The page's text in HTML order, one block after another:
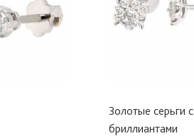
Золотые серьги с
бриллиантами